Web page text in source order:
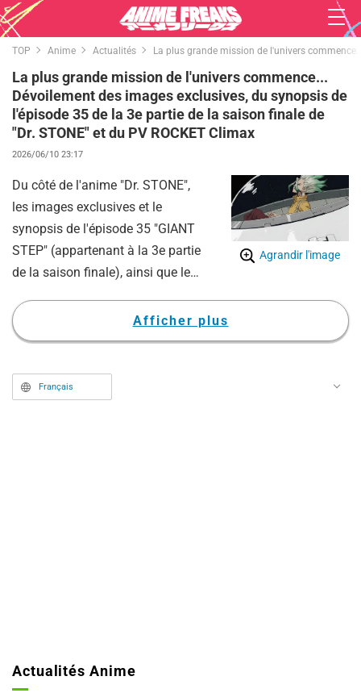
TOP Anime Actualités La plus grande mission de l'univers
La plus grande mission de l'univers commence...
Dévoilement des images exclusives, du synopsis de
l'épisode 35 de la 3e partie de la saison finale de
"Dr. STONE" et du PV ROCKET Climax
2026/06/10 23:17
Agrandir l'image
Du côté de l'anime "Dr. STONE",
les images exclusives et le
synopsis de l'épisode 35 "GIANT
STEP" (appartenant à la 3e partie
de la saison finale), ainsi que le
images de l'épisode 34, ont été
dévoilés.
Afficher plus
Français
Actualités Anime